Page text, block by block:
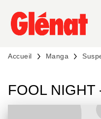
MENU
PIED DE PAGE
Accueil Manga
FOOL NIGHT